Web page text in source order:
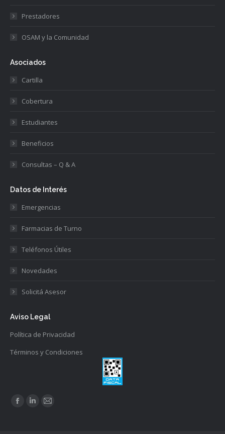
Prestadores
OSAM y la Comunidad
Asociados
Cartilla
Cobertura
Estudiantes
Beneficios
Consultas – Q & A
Datos de Interés
Emergencias
Farmacias de Turno
Teléfonos Útiles
Novedades
Solicitá Asesor
Aviso Legal
Política de Privacidad
Términos y Condiciones
Find us on:
Facebook
Linkedin
Mail